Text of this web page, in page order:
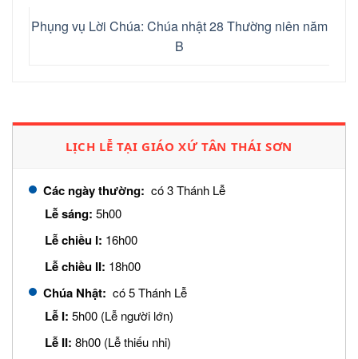
Phụng vụ Lời Chúa: Chúa nhật 28 Thường niên năm
B
LỊCH LỄ TẠI GIÁO XỨ TÂN THÁI SƠN
Các ngày thường: có 3 Thánh Lễ
Lễ sáng: 5h00
Lễ chiều I: 16h00
Lễ chiều II: 18h00
Chúa Nhật: có 5 Thánh Lễ
Lễ I: 5h00 (Lễ người lớn)
Lễ II: 8h00 (Lễ thiếu nhi)